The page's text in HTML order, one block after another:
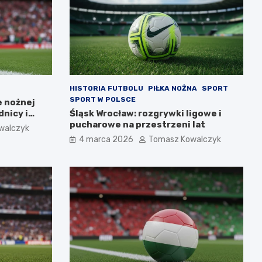
nożnej
i
HISTORIA FUTBOLU PIŁKA NOŻNA
SPORT
SPORT W POLSCE
Śląsk Wrocław: rozgrywki ligowe i
pucharowe na przestrzeni lat
4 marca 2026 Tomasz Kowalczyk